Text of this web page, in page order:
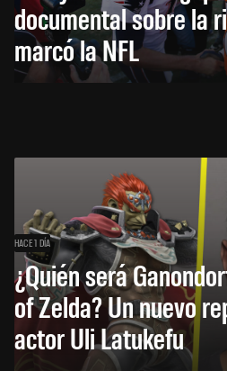
documental sobre la
marcó la NFL
HACE 1 DÍA
¿Quién será
of Zelda? Un nuevo
actor Uli Latukefu